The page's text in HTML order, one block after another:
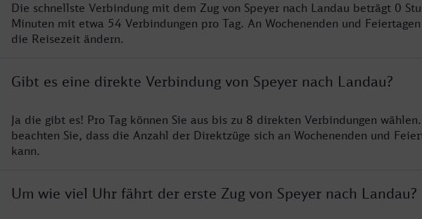
Die schnellste Verbindung mit dem Zug von Speyer nach Landau beträgt 0
Minuten mit etwa 54 Verbindungen pro Tag. An Wochenenden und
die Reisezeit ändern.
Gibt es eine direkte Verbindung von Speyer nach Landau?
Ja die gibt es! Pro Tag können Sie aus bis zu 8 direkten Verbindungen
beachten Sie, dass die Anzahl der Direktzüge sich an Wochenenden und
kann.
Um wie viel Uhr fährt der erste Zug von Speyer nach Landau?